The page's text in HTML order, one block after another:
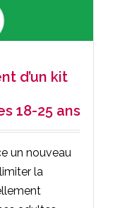
d’un kit
18-25 ans
un nouveau
la